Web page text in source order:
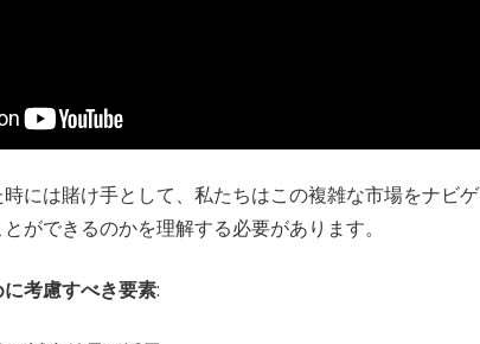
には賭け手として、私たちはこの複雑な市場をナビ
ができるのかを理解する必要があります。
考慮すべき要素: